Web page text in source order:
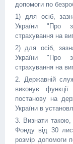
допомоги по
1) для осіб,
України "Про
страхування на
2) для осіб,
України "Про
страхування на
2. Державній
виконує
постанову на
України в
3. Визнати такою,
Фонду від 30
розмір допомоги